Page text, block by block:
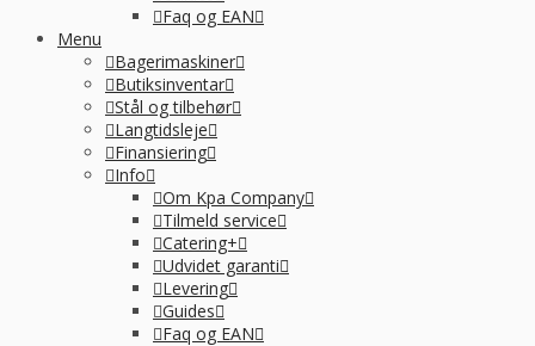
Faq og EAN
Menu
Bagerimaskiner
Butiksinventar
Stål og tilbehør
Langtidsleje
Finansiering
Info
Om Kpa Company
Tilmeld service
Catering+
Udvidet garanti
Levering
Guides
Faq og EAN